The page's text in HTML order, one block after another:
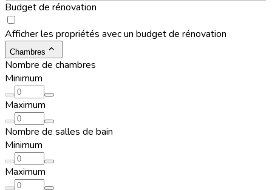
Budget de rénovation
Afficher les propriétés avec un budget de rénovation
Chambres
Nombre de chambres
Minimum
Maximum
Nombre de salles de bain
Minimum
Maximum